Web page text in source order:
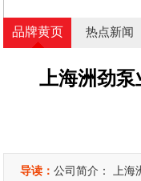
品牌黄页 热点新闻
上海洲劲泵
导读：公司简介： 上海